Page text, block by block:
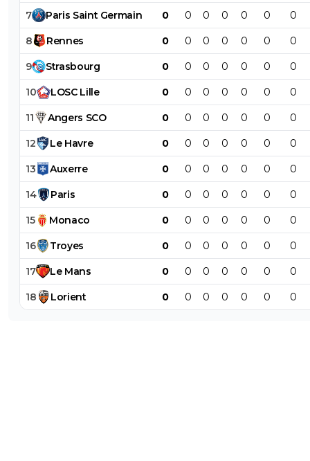
7 Paris Saint Germain 0 0 0 0 0 0 0
8 Rennes 0 0 0 0 0 0 0
9 Strasbourg 0 0 0 0 0 0 0
10 LOSC Lille 0 0 0 0 0 0 0
11 Angers SCO 0 0 0 0 0 0 0
12 Le Havre 0 0 0 0 0 0 0
13 Auxerre 0 0 0 0 0 0 0
14 Paris 0 0 0 0 0 0 0
15 Monaco 0 0 0 0 0 0 0
16 Troyes 0 0 0 0 0 0 0
17 Le Mans 0 0 0 0 0 0 0
18 Lorient 0 0 0 0 0 0 0